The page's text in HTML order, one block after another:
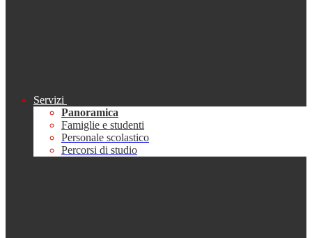
Servizi
Panoramica
Famiglie e studenti
Personale scolastico
Percorsi di studio